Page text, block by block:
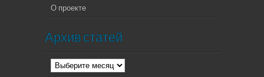
О проекте
Архив статей
Архив
статей